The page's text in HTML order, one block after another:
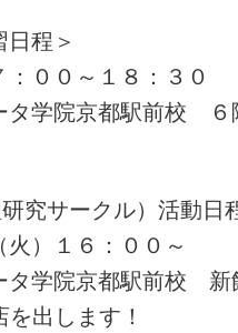
日程＞
００～１８：３０
タ学院京都駅前校 ６
究サークル）活動日
）１６：００～
タ学院京都駅前校 新
出します！